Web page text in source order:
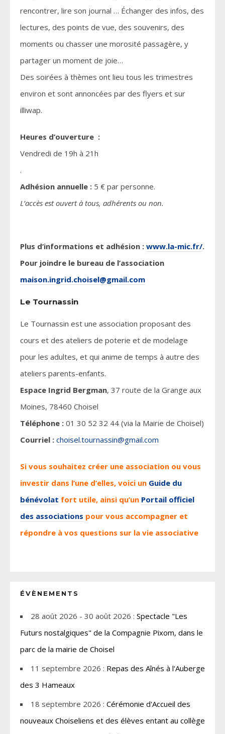
rencontrer, lire son journal … Échanger des infos, des
lectures, des points de vue, des souvenirs, des
moments ou chasser une morosité passagère, y
partager un moment de joie…
Des soirées à thèmes ont lieu tous les trimestres
environ et sont annoncées par des flyers et sur
illiwap.
Heures d’ouverture :
Vendredi de 19h à 21h
.
Adhésion annuelle : 5 € par personne.
L’accès est ouvert à tous, adhérents ou non.
Plus d’informations et adhésion : www.la-mic.fr/.
Pour joindre le bureau de l’association
maison.ingrid.choisel@gmail.com
Le Tournassin
Le Tournassin est une association proposant des
cours et des ateliers de poterie et de modelage
pour les adultes, et qui anime de temps à autre des
ateliers parents-enfants.
Espace Ingrid Bergman, 37 route de la Grange aux
Moines, 78460 Choisel
Téléphone : 01 30 52 32 44 (via la Mairie de Choisel)
Courriel : choisel.tournassin@gmail.com
Si vous souhaitez créer une association ou vous
investir dans l’une d’elles, voici un Guide du
bénévolat fort utile, ainsi qu’un Portail officiel
des associations pour vous accompagner et
répondre à vos questions sur la vie associative
ÉVÈNEMENTS
28 août 2026 - 30 août 2026 : Spectacle "Les
Futurs nostalgiques" de la Compagnie Pixom, dans le
parc de la mairie de Choisel
11 septembre 2026 : Repas des Aînés à l'Auberge
des 3 Hameaux
18 septembre 2026 : Cérémonie d'Accueil des
nouveaux Choiseliens et des élèves entant au collège